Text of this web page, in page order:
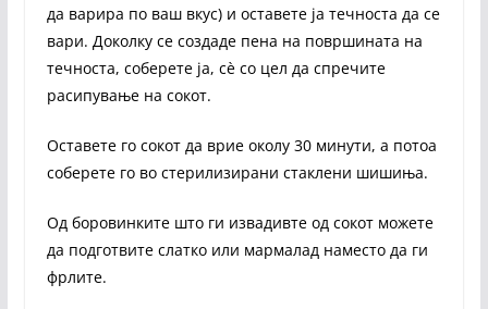
да варира по ваш вкус) и оставете ја течноста да се
вари. Доколку се создаде пена на површината на
течноста, соберете ја, сѐ со цел да спречите
расипување на сокот.
Оставете го сокот да врие околу 30 минути, а потоа
соберете го во стерилизирани стаклени шишиња.
Од боровинките што ги извадивте од сокот можете
да подготвите слатко или мармалад наместо да ги
фрлите.